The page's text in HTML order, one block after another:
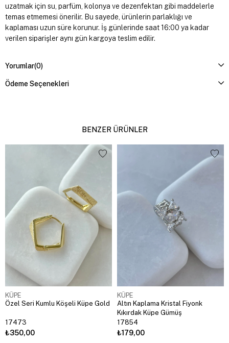
uzatmak için su, parfüm, kolonya ve dezenfektan gibi maddelerle
temas etmemesi önerilir. Bu sayede, ürünlerin parlaklığı ve
kaplaması uzun süre korunur. İş günlerinde saat 16:00 ya kadar
verilen siparişler aynı gün kargoya teslim edilir.
Yorumlar(0)
Ödeme Seçenekleri
BENZER ÜRÜNLER
KÜPE
Özel Seri Kumlu Köşeli Küpe Gold
17473
₺350,00
KÜPE
Altın Kaplama Kristal Fiyonk
Kıkırdak Küpe Gümüş
17854
₺179,00